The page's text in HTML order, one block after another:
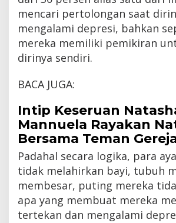
mencari pertolongan saat
mengalami depresi, bahkan
mereka memiliki pemikiran
dirinya sendiri.
BACA JUGA:
Intip Keseruan
Mannuela Rayakan
Bersama Teman
Padahal secara logika, para
tidak melahirkan bayi, tubuh
membesar, puting mereka
apa yang membuat mereka
tertekan dan mengalami